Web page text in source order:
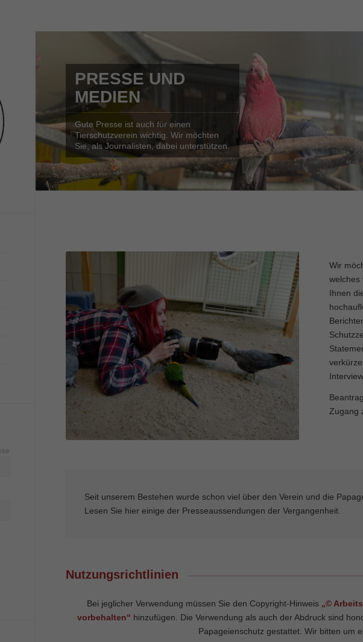
PRESSE UND
MEDIEN
Gute Presse ist auch für einen
Tierschutzverein wichtig. Wir möchten
Sie, als Journalisten, dabei unterstützen.
Wir
welches
Ihnen
Zugang
Seit unserem Bestehen wurde schon viel über den Verein und die
Lesen Sie hier einige der Presseaussendungen der Vergangenheit.
Nutzungsrichtlinien
Bei jeglicher Verwendung müssen Sie den Copyright-Hinweis „©
vorbehalten“ hinzufügen. Die Verwendung als auch der Abdruck sind
Papageienschutz gestattet. Wir bitten um